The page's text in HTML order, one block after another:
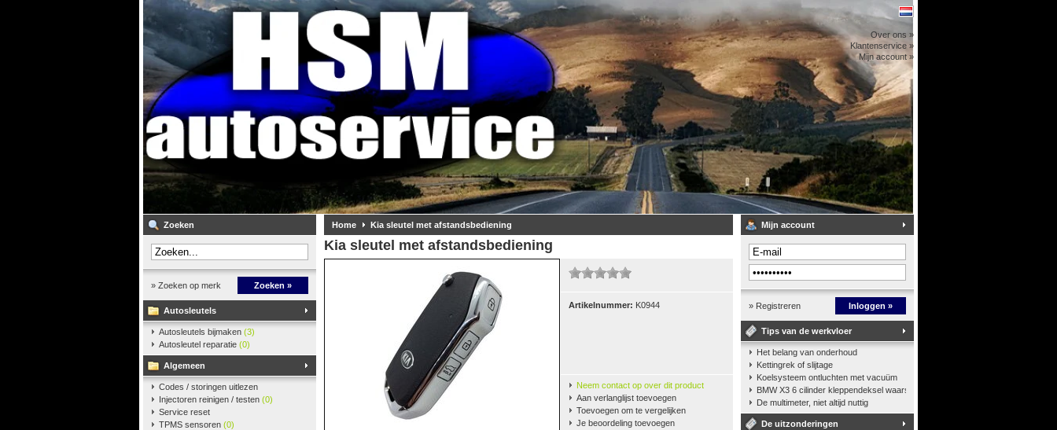
Over ons »
Klantenservice »
Mijn account »
Zoeken
» Zoeken op merk Zoeken »
Autosleutels
Autosleutels bijmaken (3)
Autosleutel reparatie (0)
Algemeen
Codes / storingen uitlezen
Injectoren reinigen / testen (0)
Service reset
TPMS sensoren (0)
Home Kia sleutel met afstandsbediening
Kia sleutel met afstandsbediening
Artikelnummer: K0944
Neem contact op over dit product
Aan verlanglijst toevoegen
Toevoegen om te vergelijken
Je beoordeling toevoegen
Mijn account
» Registreren Inloggen »
Tips van de werkvloer
Het belang van onderhoud
Kettingrek of slijtage
Koelsysteem ontluchten met vacuüm
BMW X3 6 cilinder kleppendeksel waarshuwing
De multimeter, niet altijd nuttig
De uitzonderingen